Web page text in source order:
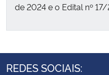
de 2024 e o Edital nº
REDES SOCIAIS: